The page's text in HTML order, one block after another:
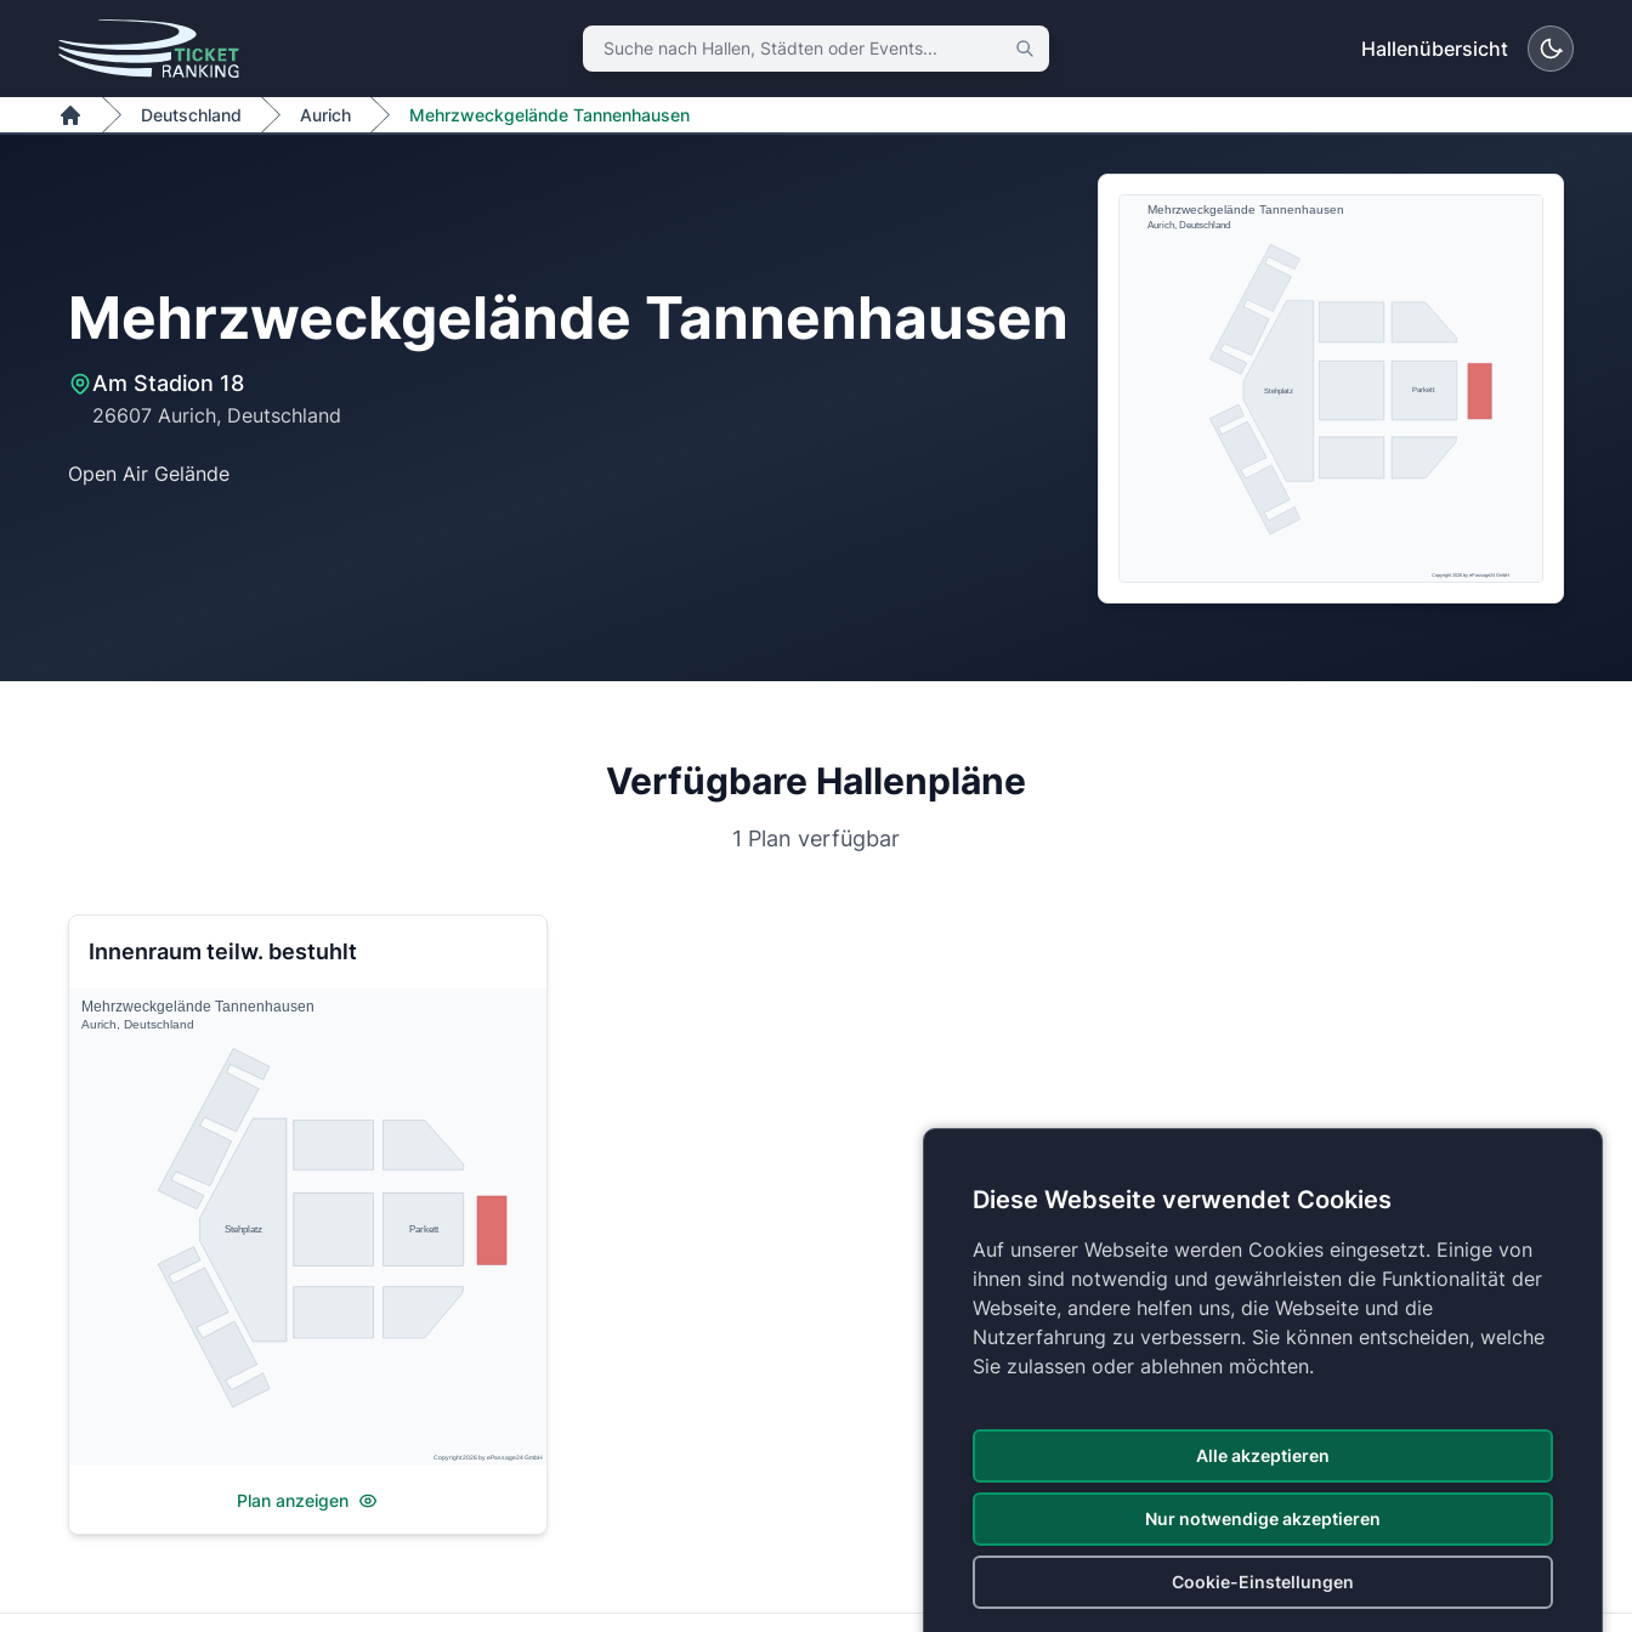
Zum Inhalt springen
Suche nach Hallen, Städten oder Events
Hallenübersicht
Home
Deutschland Aurich Mehrzweckgelände Tannenhausen
Mehrzweckgelände Tannenhausen
Am Stadion 18
26607 Aurich, Deutschland
Open Air Gelände
Parkett
Stehplatz
Mehrzweckgelände Tannenhausen
Aurich, Deutschland
Copyright 2026 by ePassage24 GmbH
Verfügbare Hallenpläne
1 Plan verfügbar
Innenraum teilw. bestuhlt
Parkett
Stehplatz
Mehrzweckgelände Tannenhausen
Aurich, Deutschland
Copyright 2026 by ePassage24 GmbH
Plan anzeigen
Diese Webseite verwendet Cookies
Auf unserer Webseite werden Cookies eingesetzt. Einige von
ihnen sind notwendig und gewährleisten die Funktionalität der
Webseite, andere helfen uns, die Webseite und die
Nutzerfahrung zu verbessern. Sie können entscheiden, welche
Sie zulassen oder ablehnen möchten.
Alle akzeptieren
Nur notwendige akzeptieren
Cookie-Einstellungen